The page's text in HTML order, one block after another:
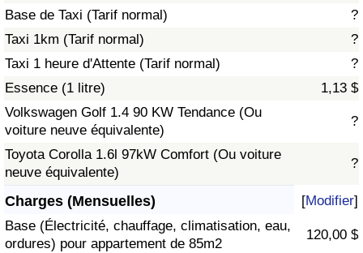
Base de Taxi (Tarif normal)
?
Taxi 1km (Tarif normal)
?
Taxi 1 heure d'Attente (Tarif normal)
?
Essence (1 litre)
1,13 $
Volkswagen Golf 1.4 90 KW Tendance (Ou
voiture neuve équivalente)
?
Toyota Corolla 1.6l 97kW Comfort (Ou voiture
neuve équivalente)
?
Charges (Mensuelles) [Modifier]
Base (Électricité, chauffage, climatisation, eau,
ordures) pour appartement de 85m2
120,00 $